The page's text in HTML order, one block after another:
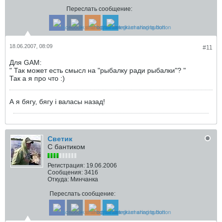
Переслать сообщение:
#11
18.06.2007, 08:09
Для GAM:
" Так может есть смысл на "рыбалку ради рыбалки"? "
Так а я про что :)
А я бягу, бягу i валасы назад!
Светик
С бантиком
Регистрация: 19.06.2006
Сообщения: 3416
Откуда: Минчанка
Переслать сообщение: